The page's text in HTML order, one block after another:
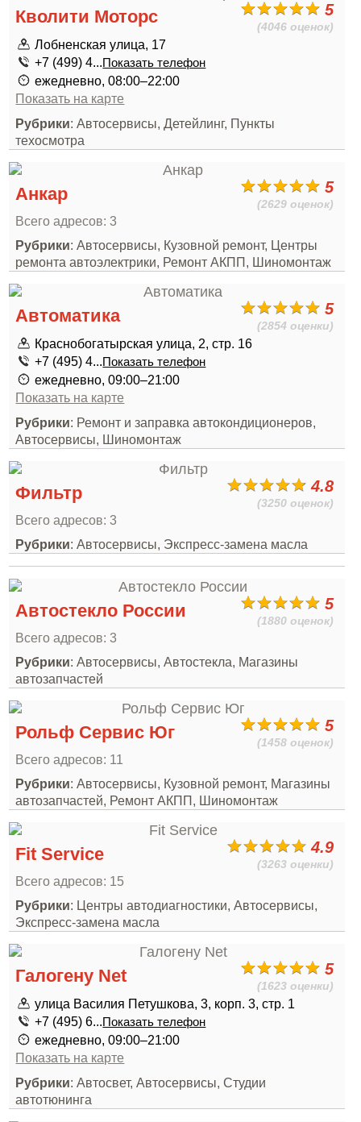
5
(4046 оценок)
Кволити Моторс
Лобненская улица, 17
+7 (499) 4...Показать телефон
ежедневно, 08:00–22:00
Показать на карте
Рубрики: Автосервисы, Детейлинг, Пункты
техосмотра
5
(2629 оценок)
Анкар
Всего адресов: 3
Рубрики: Автосервисы, Кузовной ремонт, Центры
ремонта автоэлектрики, Ремонт АКПП, Шиномонтаж
5
(2854 оценки)
Автоматика
Краснобогатырская улица, 2, стр. 16
+7 (495) 4...Показать телефон
ежедневно, 09:00–21:00
Показать на карте
Рубрики: Ремонт и заправка автокондиционеров,
Автосервисы, Шиномонтаж
4.8
(3250 оценок)
Фильтр
Всего адресов: 3
Рубрики: Автосервисы, Экспресс-замена масла
5
(1880 оценок)
Автостекло России
Всего адресов: 3
Рубрики: Автосервисы, Автостекла, Магазины
автозапчастей
5
(1458 оценок)
Рольф Сервис Юг
Всего адресов: 11
Рубрики: Автосервисы, Кузовной ремонт, Магазины
автозапчастей, Ремонт АКПП, Шиномонтаж
4.9
(3263 оценки)
Fit Service
Всего адресов: 15
Рубрики: Центры автодиагностики, Автосервисы,
Экспресс-замена масла
5
(1623 оценки)
Галогену Net
улица Василия Петушкова, 3, корп. 3, стр. 1
+7 (495) 6...Показать телефон
ежедневно, 09:00–21:00
Показать на карте
Рубрики: Автосвет, Автосервисы, Студии
автотюнинга